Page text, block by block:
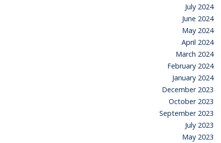
July 2024
June 2024
May 2024
April 2024
March 2024
February 2024
January 2024
December 2023
October 2023
September 2023
July 2023
May 2023